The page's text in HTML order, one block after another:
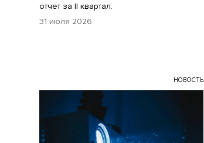
отчет за II квартал.
31 июля 2026
НОВОСТЬ